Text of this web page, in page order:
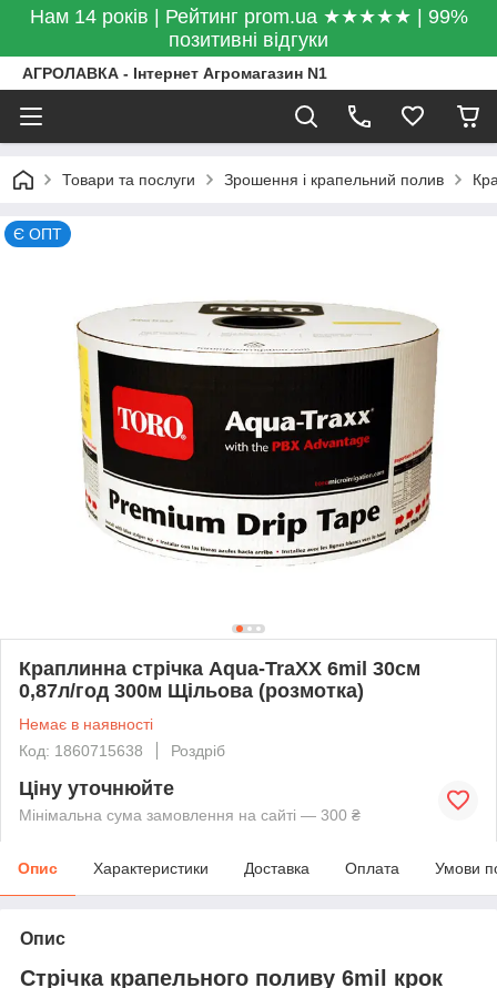
Нам 14 років | Рейтинг prom.ua ★★★★★ | 99%
позитивні відгуки
АГРОЛАВКА - Інтернет Агромагазин N1
Товари та послуги Зрошення і крапельний полив
Є ОПТ
Краплинна стрічка Aqua-TraXX 6mil 30см
0,87л/год 300м Щільова (розмотка)
Немає в наявності
Код: 1860715638
Роздріб
Ціну уточнюйте
Мінімальна сума замовлення на сайті — 300 ₴
Опис Характеристики Доставка Оплата Умови
Опис
Стрічка крапельного поливу 6mil крок